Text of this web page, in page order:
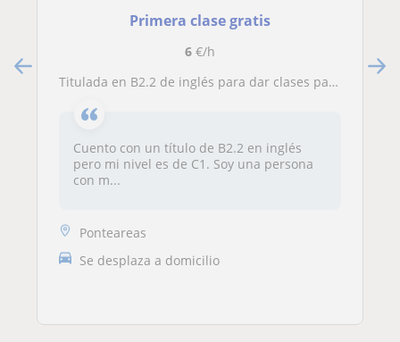
Primera clase gratis
6€/h
Titulada en B2.2 de inglés para dar clases particulares
Cuento con un título de B2.2 en inglés
pero mi nivel es de C1. Soy una persona
con m...
Ponteareas
Se desplaza a domicilio